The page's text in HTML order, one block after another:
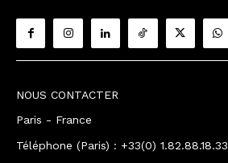
NOUS CONTACTER
Paris - France
Téléphone (Paris) : +33(0) 1.82.88.18.33